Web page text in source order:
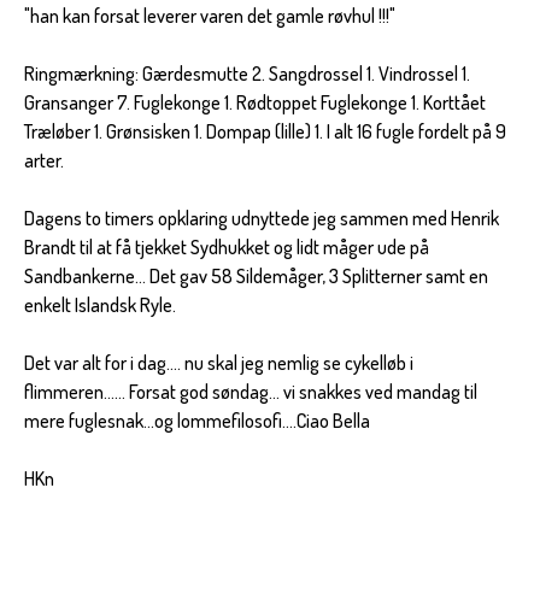
"han kan forsat leverer varen det gamle røvhul !!!"
Ringmærkning: Gærdesmutte 2. Sangdrossel 1. Vindrossel 1.
Gransanger 7. Fuglekonge 1. Rødtoppet Fuglekonge 1. Korttået
Træløber 1. Grønsisken 1. Dompap (lille) 1. I alt 16 fugle fordelt på 9
arter.
Dagens to timers opklaring udnyttede jeg sammen med Henrik
Brandt til at få tjekket Sydhukket og lidt måger ude på
Sandbankerne... Det gav 58 Sildemåger, 3 Splitterner samt en
enkelt Islandsk Ryle.
Det var alt for i dag.... nu skal jeg nemlig se cykelløb i
flimmeren...... Forsat god søndag... vi snakkes ved mandag til
mere fuglesnak...og lommefilosofi....Ciao Bella
HKn